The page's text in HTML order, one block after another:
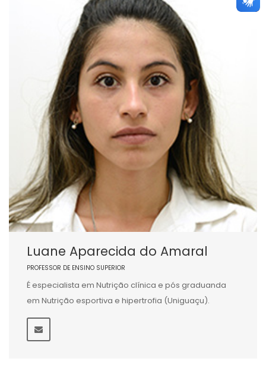
Luane Aparecida do Amaral
PROFESSOR DE ENSINO SUPERIOR
É especialista em Nutrição clínica e pós graduanda
em Nutrição esportiva e hipertrofia (Uniguaçu).